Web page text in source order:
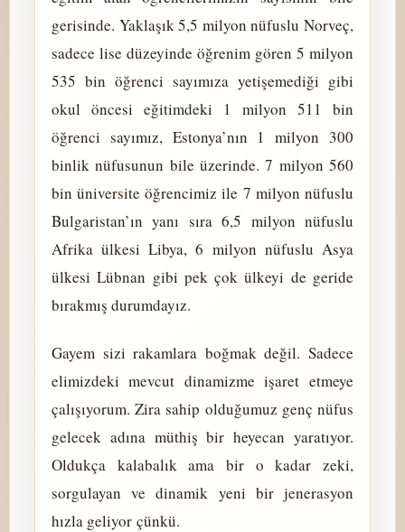
gerisinde. Yaklaşık 5,5 milyon nüfuslu Norveç,
sadece lise düzeyinde öğrenim gören 5 milyon
535 bin öğrenci sayımıza yetişemediği gibi
okul öncesi eğitimdeki 1 milyon 511 bin
öğrenci sayımız, Estonya’nın 1 milyon 300
binlik nüfusunun bile üzerinde. 7 milyon 560
bin üniversite öğrencimiz ile 7 milyon nüfuslu
Bulgaristan’ın yanı sıra 6,5 milyon nüfuslu
Afrika ülkesi Libya, 6 milyon nüfuslu Asya
ülkesi Lübnan gibi pek çok ülkeyi de geride
bırakmış durumdayız.
Gayem sizi rakamlara boğmak değil. Sadece
elimizdeki mevcut dinamizme işaret etmeye
çalışıyorum. Zira sahip olduğumuz genç nüfus
gelecek adına müthiş bir heyecan yaratıyor.
Oldukça kalabalık ama bir o kadar zeki,
sorgulayan ve dinamik yeni bir jenerasyon
hızla geliyor çünkü.